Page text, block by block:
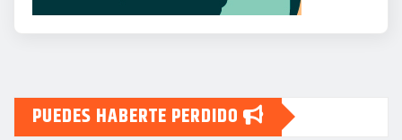
PUEDES HABERTE PERDIDO